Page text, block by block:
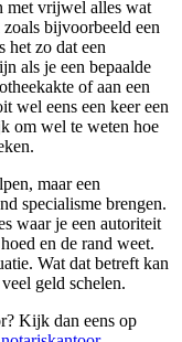
met vrijwel alles wat
bijvoorbeeld een
het zo dat een
als je een bepaalde
of aan een
wel eens een keer een
om wel te weten hoe
maar een
specialisme brengen.
waar je een autoriteit
en de rand weet.
Wat dat betreft kan
geld schelen.
Kijk dan eens op